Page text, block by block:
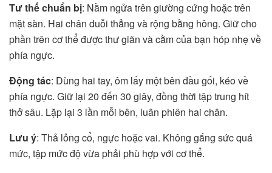
Tư thế chuẩn bị: Nằm ngửa trên giường cứng hoặc trên
mặt sàn. Hai chân duỗi thẳng và rộng bằng hông. Giữ cho
phần trên cơ thể được thư giãn và cằm của bạn hóp nhẹ về
phía ngực.
Động tác: Dùng hai tay, ôm lấy một bên đầu gối, kéo về
phía ngực. Giữ lại 20 đến 30 giây, đồng thời tập trung hít
thở sâu. Lặp lại 3 lần mỗi bên, luân phiên hai chân.
Lưu ý: Thả lỏng cổ, ngực hoặc vai. Không gắng sức quá
mức, tập mức độ vừa phải phù hợp với cơ thể.